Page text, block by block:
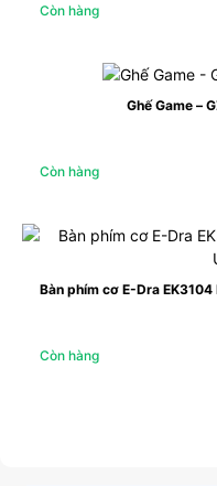
Còn hàng
Ghế Game –
Còn hàng
Bàn phím cơ E-Dra
Còn hàng